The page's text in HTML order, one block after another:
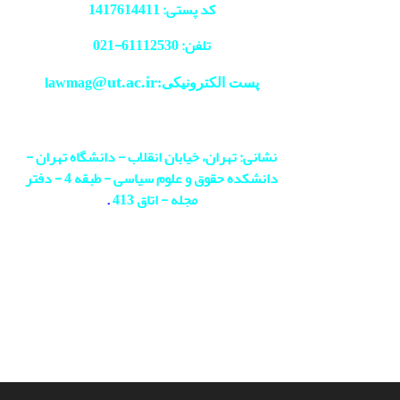
کد پستی: 1417614411
تلفن: 61112530-
021
پست الکترونیکی:lawmag@ut.ac.ir
نشانی: تهران، خیابان انقلاب - دانشگاه تهران -
دانشکده حقوق و علوم سیاسی - طبقه 4 - دفتر
مجله - اتاق 413
.